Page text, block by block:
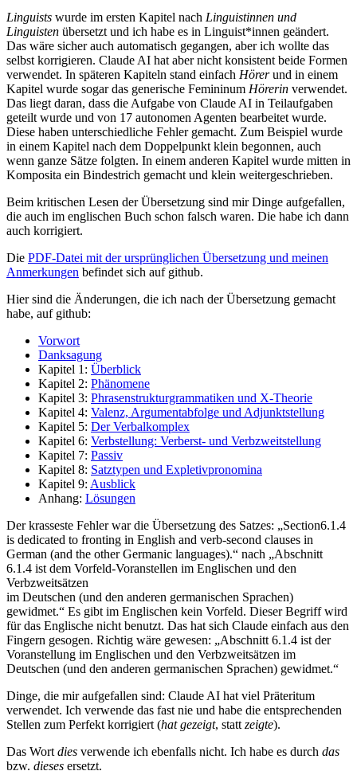
Linguists wurde im ersten Kapitel nach Linguistinnen und
Linguisten übersetzt und ich habe es in Linguist*innen geändert.
Das wäre sicher auch automatisch gegangen, aber ich wollte das
selbst korrigieren. Claude AI hat aber nicht konsistent beide Formen
verwendet. In späteren Kapiteln stand einfach Hörerund in einem
Kapitel wurde sogar das generische Femininum Hörerin verwendet.
Das liegt daran, dass die Aufgabe von Claude AI in Teilaufgaben
geteilt wurde und von 17 autonomen Agenten bearbeitet wurde.
Diese haben unterschiedliche Fehler gemacht. Zum Beispiel wurde
in einem Kapitel nach dem Doppelpunkt klein begonnen, auch
wenn ganze Sätze folgten. In einem anderen Kapitel wurde mitten in
Komposita ein Bindestrich gemacht und klein weitergeschrieben.
Beim kritischen Lesen der Übersetzung sind mir Dinge aufgefallen,
die auch im englischen Buch schon falsch waren. Die habe ich dann
auch korrigiert.
Die PDF-Datei mit der ursprünglichen Übersetzung und meinen
Anmerkungen befindet sich auf github.
Hier sind die Änderungen, die ich nach der Übersetzung gemacht
habe, auf github:
Vorwort
Danksagung
Kapitel 1: Überblick
Kapitel 2: Phänomene
Kapitel 3: Phrasenstrukturgrammatiken und X-Theorie
Kapitel 4: Valenz, Argumentabfolge und Adjunktstellung
Kapitel 5: Der Verbalkomplex
Kapitel 6: Verbstellung: Verberst- und Verbzweitstellung
Kapitel 7: Passiv
Kapitel 8: Satztypen und Expletivpronomina
Kapitel 9: Ausblick
Anhang: Lösungen
Der krasseste Fehler war die Übersetzung des Satzes: „Section6.1.4
is dedicated to fronting in English and verb-second clauses in
German (and the other Germanic languages).“ nach „Abschnitt
6.1.4 ist dem Vorfeld-Voranstellen im Englischen und den
Verbzweitsätzen
im Deutschen (und den anderen germanischen Sprachen)
gewidmet.“ Es gibt im Englischen kein Vorfeld. Dieser Begriff wird
für das Englische nicht benutzt. Das hat sich Claude einfach aus den
Fingern gesogen. Richtig wäre gewesen: „Abschnitt 6.1.4 ist der
Voranstellung im Englischen und den Verbzweitsätzen im
Deutschen (und den anderen germanischen Sprachen) gewidmet.“
Dinge, die mir aufgefallen sind: Claude AI hat viel Präteritum
verwendet. Ich verwende das fast nie und habe die entsprechenden
Stellen zum Perfekt korrigiert (hat gezeigt, statt zeigte).
Das Wort dies verwende ich ebenfalls nicht. Ich habe es durch das
bzw. dieses ersetzt.